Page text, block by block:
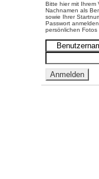
Bitte hier mit Ihrem
Nachnamen als
sowie Ihrer
Passwort
persönlichen Fotos